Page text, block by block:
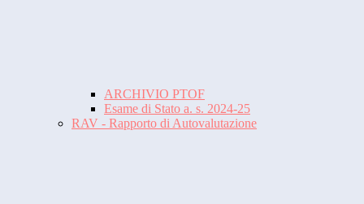
ARCHIVIO PTOF
Esame di Stato a. s. 2024-25
RAV - Rapporto di Autovalutazione